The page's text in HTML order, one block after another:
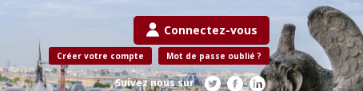
Connectez-vous
Créer votre compte Mot de passe oublié ?
Suivez nous sur